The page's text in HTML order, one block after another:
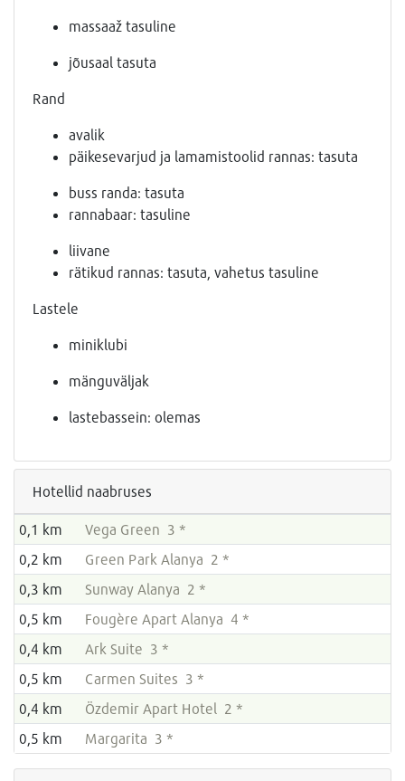
massaaž tasuline
jõusaal tasuta
Rand
avalik
päikesevarjud ja lamamistoolid rannas: tasuta
buss randa: tasuta
rannabaar: tasuline
liivane
rätikud rannas: tasuta, vahetus tasuline
Lastele
miniklubi
mänguväljak
lastebassein: olemas
Hotellid naabruses
0,1 km
Vega Green 3 *
0,2 km
Green Park Alanya 2 *
0,3 km
Sunway Alanya 2 *
0,5 km
Fougère Apart Alanya 4 *
0,4 km
Ark Suite 3 *
0,5 km
Carmen Suites 3 *
0,4 km
Özdemir Apart Hotel 2 *
0,5 km
Margarita 3 *